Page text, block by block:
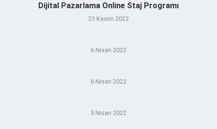
Dijital Pazarlama Online Staj Programı
23 Kasım 2022
6 Nisan 2022
6 Nisan 2022
5 Nisan 2022